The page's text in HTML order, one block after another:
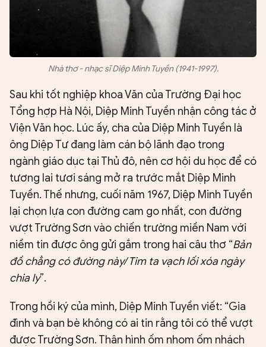
Nhà thơ - nhạc sĩ Diệp Minh Tuyền (1941-1997).
Sau khi tốt nghiệp khoa Văn của Trường Đại học
Tổng hợp Hà Nội, Diệp Minh Tuyền nhận công tác ở
Viện Văn học. Lúc ấy, cha của Diệp Minh Tuyền là
ông Diệp Tư đang làm cán bộ lãnh đạo trong
ngành giáo dục tại Thủ đô, nên cơ hội du học để có
tương lai tươi sáng mở ra trước mắt Diệp Minh
Tuyền. Thế nhưng, cuối năm 1967, Diệp Minh Tuyền
lại chọn lựa con đường cam go nhất, con đường
vượt Trường Sơn vào chiến trường miền Nam với
niềm tin được ông gửi gắm trong hai câu thơ “Bản
đồ chẳng có đường này/ Tim ta vạch lối xóa ngày
chia ly”.
Trong hồi ký của mình, Diệp Minh Tuyền viết: “Gia
đình và bạn bè không có ai tin rằng tôi có thể vượt
được Trường Sơn. Thân hình ốm nhom ốm nhách